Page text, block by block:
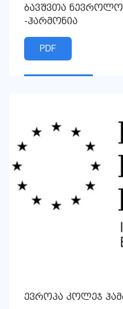
ბავშვთა
-ჰარმონია
PDF
ევროპა კოლეჯ